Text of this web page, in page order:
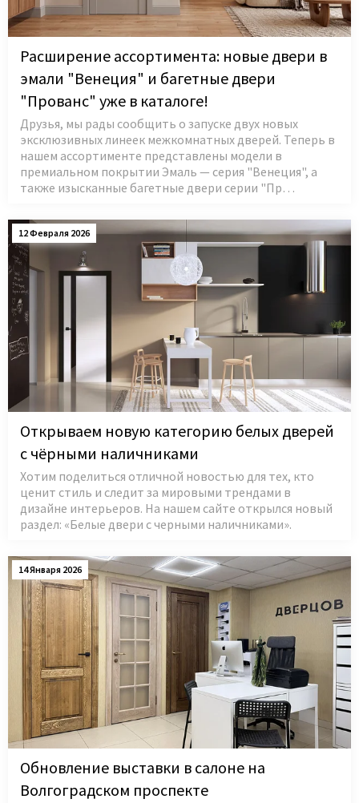
Расширение ассортимента: новые двери в
эмали "Венеция" и багетные двери
"Прованс" уже в каталоге!
Друзья, мы рады сообщить о запуске двух новых
эксклюзивных линеек межкомнатных дверей. Теперь в
нашем ассортименте представлены модели в
премиальном покрытии Эмаль — серия "Венеция", а
также изысканные багетные двери серии "Пр…
12 Февраля 2026
Открываем новую категорию белых дверей
с чёрными наличниками
Хотим поделиться отличной новостью для тех, кто
ценит стиль и следит за мировыми трендами в
дизайне интерьеров. На нашем сайте открылся новый
раздел: «Белые двери с черными наличниками».
14 Января 2026
Обновление выставки в салоне на
Волгоградском проспекте